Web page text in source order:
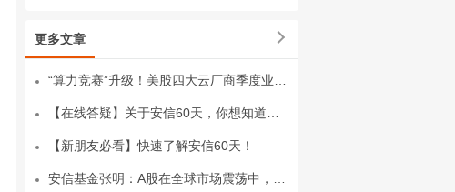
更多文章
【新朋友必看】快速了解安信60天！